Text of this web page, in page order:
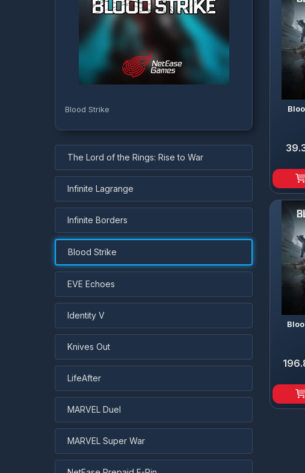
Blood Strike
The Lord of the Rings: Rise to War
Infinite Lagrange
Infinite Borders
Blood Strike
EVE Echoes
Identity V
Knives Out
LifeAfter
MARVEL Duel
MARVEL Super War